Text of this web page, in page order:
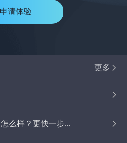
申请体验
更多
京东图文快印店是什么？怎么样？更快一步拓宽业务，抢占市场